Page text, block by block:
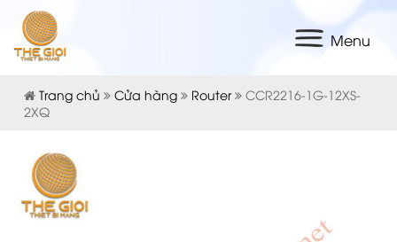
Menu
Trang chủ Cửa hàng Router
CCR2216-1G-12XS-
2XQ